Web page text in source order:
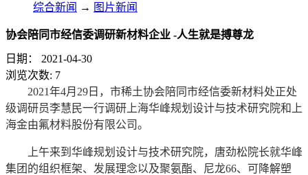
综合新闻 → 图片新闻
协会陪同市经信委调研新材料企业 -人生就是搏尊龙
日期：
2021-04-30
浏览次数: 7
2021年4月29日，市稀土协会陪同市经信委新材料处正处
级调研员李慧民一行调研上海华峰规划设计与技术研究院和上
海金由氟材料股份有限公司。
上午来到华峰规划设计与技术研究院，唐劲松院长就华峰
集团的组织框架、发展理念以及聚氨酯、尼龙66、可降解塑